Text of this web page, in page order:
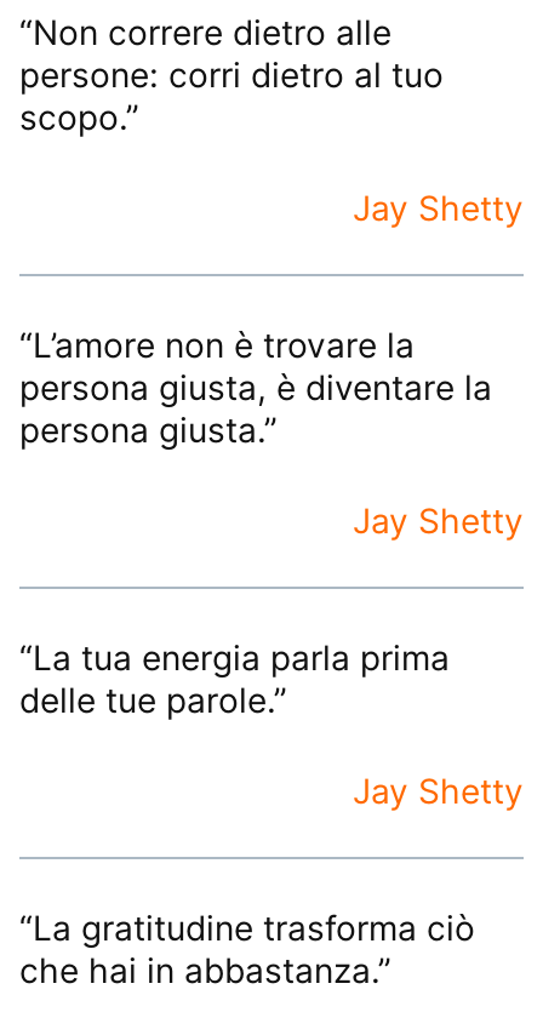
“Non correre dietro alle
persone: corri dietro al tuo
scopo.”
Jay Shetty
“L’amore non è trovare la
persona giusta, è diventare la
persona giusta.”
Jay Shetty
“La tua energia parla prima
delle tue parole.”
Jay Shetty
“La gratitudine trasforma ciò
che hai in abbastanza.”